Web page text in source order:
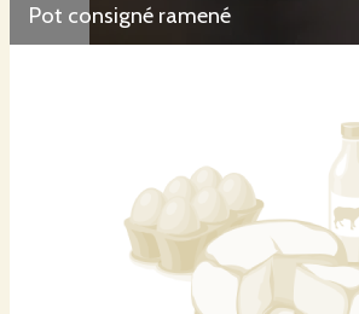
Pot consigné ramené